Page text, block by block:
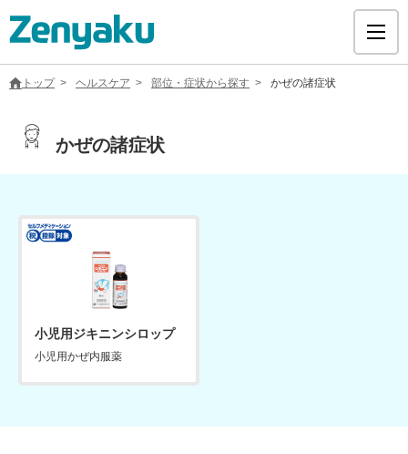
グループについて
サステナビリティ
ヘルスケア
採用情報
トップ ヘルスケア 部位・症状から探す かぜの諸症状
かぜの諸症状
小児用ジキニンシロップ
小児用かぜ内服薬